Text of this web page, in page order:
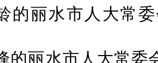
的丽水市人大常
的丽水市人大常委